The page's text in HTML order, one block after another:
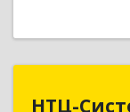
НТЦ-